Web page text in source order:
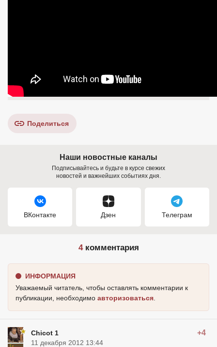
Поделиться
Наши новостные каналы
Подписывайтесь и будьте в курсе свежих
новостей и важнейших событиях дня.
ВКонтакте Дзен Телеграм
4комментария
ИНФОРМАЦИЯ
Уважаемый читатель, чтобы оставлять комментарии к
публикации, необходимо авторизоваться
Chicot 1 +4
11 декабря 2012 13:44